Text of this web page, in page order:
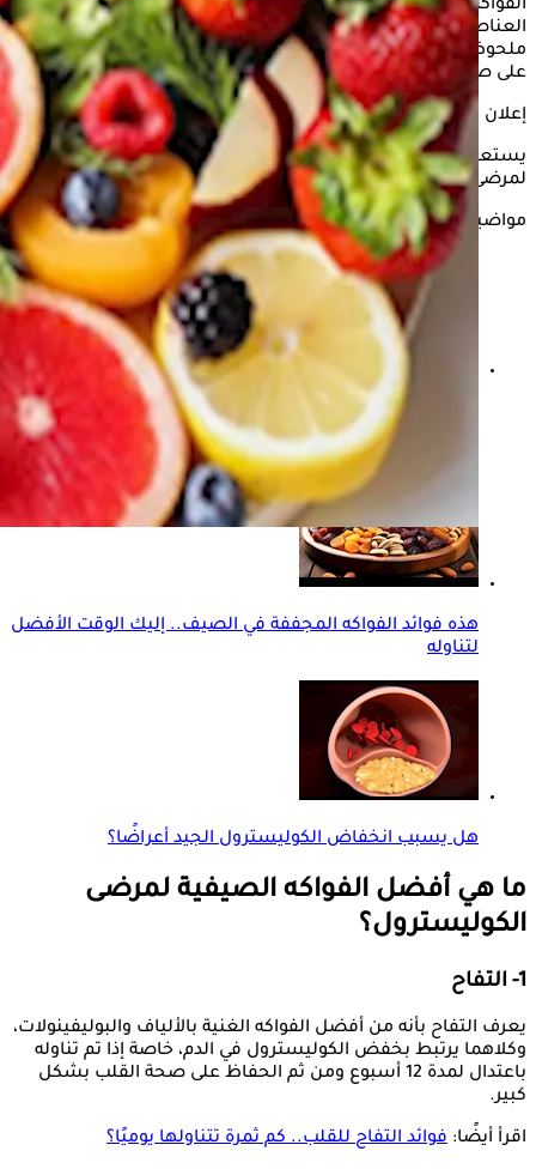
الفواكه الصيفية من أفضل الأنواع التي تحتوي على كمية كبيرة من
العناصر الغذائية الضرورية لصحة الجسم، فهي تساعد بشكل
ملحوظ في ضبط مستوياتالكوليسترولبالدم ومن ثم الحفاظ
على صحة القلب والأوعية الدموية بشكل كبير.
إعلان
يستعرض "الكونسلتو" في التقرير التالي أفضلالفواكهالصيفية
لمرضى الكوليسترول وفقًا لما ذكره موقع "verywellhealth".
مواضيع ذات صلة
الفواكه التي يفضل تناولها مجمدة- 6 أنواع مفيدة لصحة
هذه فوائد الفواكه المجففة في الصيف.. إليك الوقت الأفضل
لتناوله
هل يسبب انخفاض الكوليسترول الجيد أعراضًا؟
ما هي أفضل الفواكه الصيفية لمرضى
الكوليسترول؟
1- التفاح
يعرف التفاح بأنه من أفضل الفواكه الغنية بالألياف والبوليفينولات،
وكلاهما يرتبط بخفض الكوليسترول في الدم، خاصة إذا تم تناوله
باعتدال لمدة 12 أسبوع ومن ثم الحفاظ على صحة القلب بشكل
كبير.
اقرأ أيضًا: فوائد التفاح للقلب.. كم ثمرة تتناولها يوميًا؟